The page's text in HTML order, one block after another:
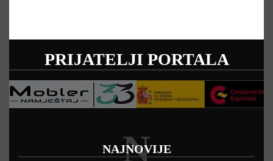
PRIJATELJI PORTALA
NAJNOVIJE
N